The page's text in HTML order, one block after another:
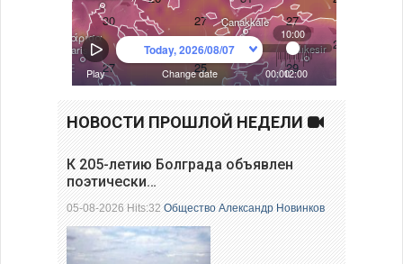
НОВОСТИ ПРОШЛОЙ НЕДЕЛИ
К 205-летию Болграда объявлен
поэтически…
05-08-2026 Hits:32Общество Александр Новинков